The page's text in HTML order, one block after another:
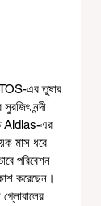
এর তুষার
নন্দী
Aidias-এর
মাস ধরে
পরিবেশন
করেছেন।